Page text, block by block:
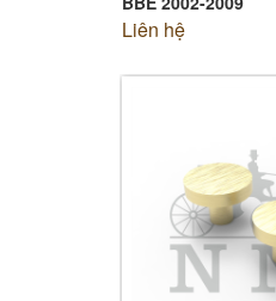
Liên hệ